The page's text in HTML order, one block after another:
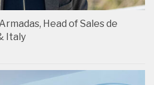
Head of Sales de
Italy